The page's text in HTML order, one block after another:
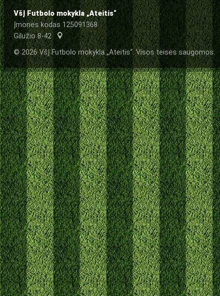
VšĮ Futbolo mokykla „Ateitis“
Įmonės kodas 125091368
Gilužio 8-42
© 2026 VšĮ Futbolo mokykla „Ateitis“. Visos teisės saugomos.